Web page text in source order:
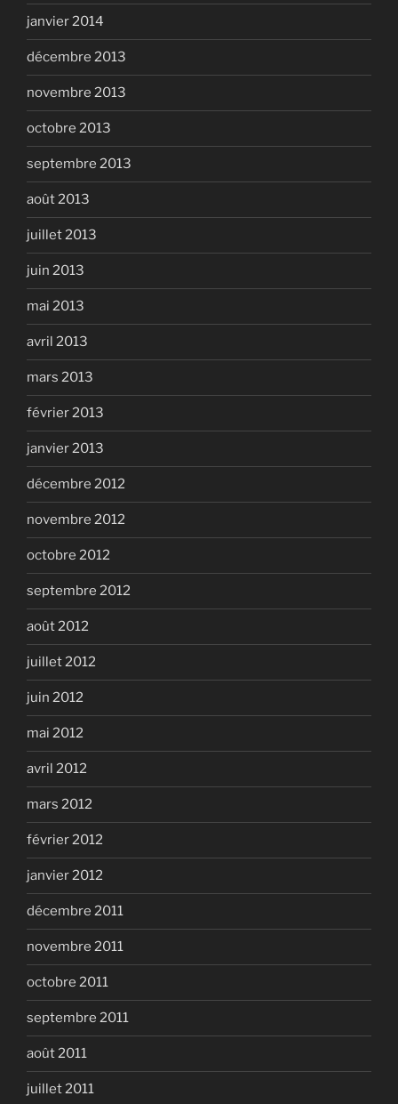
janvier 2014
décembre 2013
novembre 2013
octobre 2013
septembre 2013
août 2013
juillet 2013
juin 2013
mai 2013
avril 2013
mars 2013
février 2013
janvier 2013
décembre 2012
novembre 2012
octobre 2012
septembre 2012
août 2012
juillet 2012
juin 2012
mai 2012
avril 2012
mars 2012
février 2012
janvier 2012
décembre 2011
novembre 2011
octobre 2011
septembre 2011
août 2011
juillet 2011